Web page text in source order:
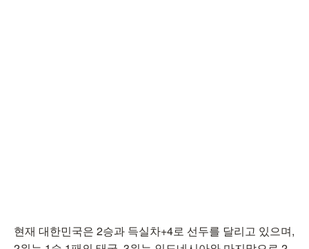
현재 대한민국은 2승과 득실차+4로 선두를 달리고 있으며,